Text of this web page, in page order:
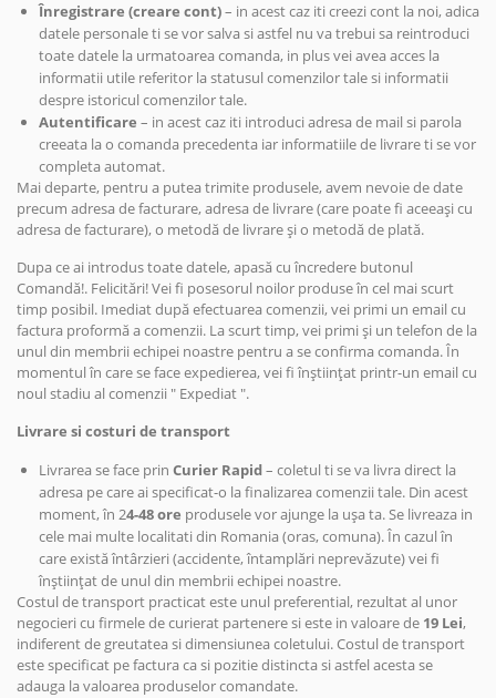
Înregistrare (creare cont)– in acest caz iti creezi cont la noi, adica
datele personale ti se vor salva si astfel nu va trebui sa reintroduci
toate datele la urmatoarea comanda, in plus vei avea acces la
informatii utile referitor la statusul comenzilor tale si informatii
despre istoricul comenzilor tale.
Autentificare – in acest caz iti introduci adresa de mail si parola
creeata la o comanda precedenta iar informatiile de livrare ti se vor
completa automat.
Mai departe, pentru a putea trimite produsele, avem nevoie de date
precum adresa de facturare, adresa de livrare (care poate fi aceeași cu
adresa de facturare), o metodă de livrare și o metodă de plată.
Dupa ce ai introdus toate datele, apasă cu încredere butonul
Comandă!. Felicitări! Vei fi posesorul noilor produse în cel mai scurt
timp posibil. Imediat după efectuarea comenzii, vei primi un email cu
factura proformă a comenzii. La scurt timp, vei primi și un telefon de la
unul din membrii echipei noastre pentru a se confirma comanda. În
momentul în care se face expedierea, vei fi înștiințat printr-un email cu
noul stadiu al comenzii " Expediat ".
Livrare si costuri de transport
Livrarea se face prin Curier Rapid– coletul ti se va livra direct la
adresa pe care ai specificat-o la finalizarea comenzii tale. Din acest
moment, în 24-48 ore produsele vor ajunge la ușa ta. Se livreaza in
cele mai multe localitati din Romania (oras, comuna). În cazul în
care există întârzieri (accidente, întamplări neprevăzute) vei fi
înștiințat de unul din membrii echipei noastre.
Costul de transport practicat este unul preferential, rezultat al unor
negocieri cu firmele de curierat partenere si este in valoare de 19 Lei,
indiferent de greutatea si dimensiunea coletului. Costul de transport
este specificat pe factura ca si pozitie distincta si astfel acesta se
adauga la valoarea produselor comandate.